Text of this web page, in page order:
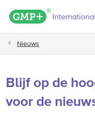
GMP+ logo
Nieuws
Blijf op de
voor de